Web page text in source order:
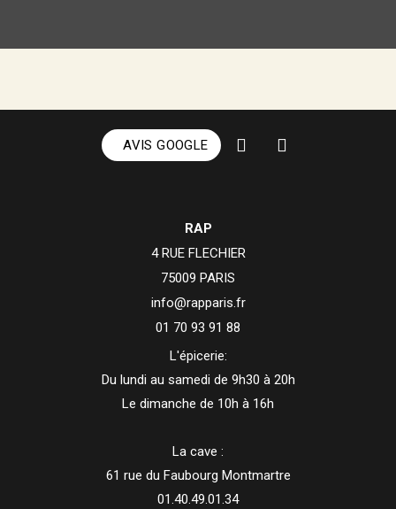
AVIS GOOGLE
RAP
4 RUE FLECHIER
75009 PARIS
info@rapparis.fr
01 70 93 91 88
L'épicerie:
Du lundi au samedi de 9h30 à 20h
Le dimanche de 10h à 16h
La cave :
61 rue du Faubourg Montmartre
01.40.49.01.34